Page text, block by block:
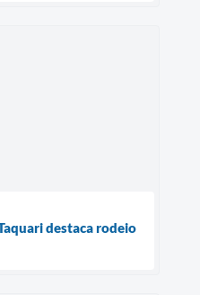
destaca rodeio